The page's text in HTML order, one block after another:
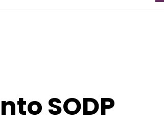
SODP